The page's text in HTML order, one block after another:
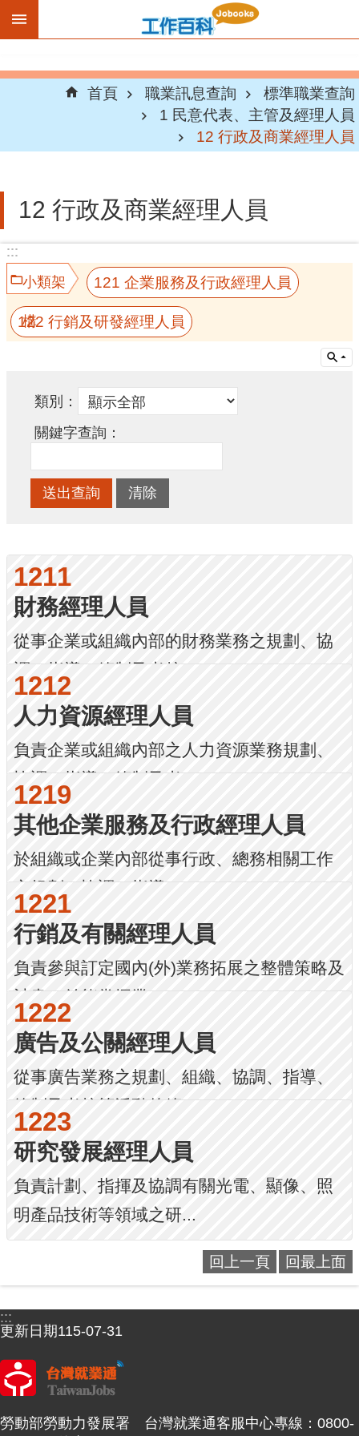
跳到主要內容區塊
首頁 職業訊息查詢
標準職業查詢
1 民意代表、主管及經理人員
12 行政及商業經理人員
12 行政及商業經理人員
:::
:::
小類架
構
121 企業服務及行政經理人員
122 行銷及研發經理人員
類別
關鍵字查詢
1211
財務經理人員
從事企業或組織內部的財務業務之規劃、協
調、指導、管制及考核...
1212
人力資源經理人員
負責企業或組織內部之人力資源業務規劃、
協調、指導、管制及考...
1219
其他企業服務及行政經理人員
於組織或企業內部從事行政、總務相關工作
之規劃、協調、指導、...
1221
行銷及有關經理人員
負責參與訂定國內(外)業務拓展之整體策略及
計畫，並能掌握業...
1222
廣告及公關經理人員
從事廣告業務之規劃、組織、協調、指導、
管制及考核等活動的管...
1223
研究發展經理人員
負責計劃、指揮及協調有關光電、顯像、照
明產品技術等領域之研...
回上一頁 回最上面
:::
更新日期115-07-31
勞動部勞動力發展署 台灣就業通客服中心專線：0800-